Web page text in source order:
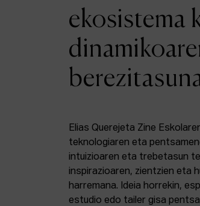
ekosistema
Elias Querejeta Zine
teknologiaren eta
intuizioaren eta trebetasun
inspirazioaren, zientzien eta
harremana. Ideia horrekin,
estudio edo tailer gisa